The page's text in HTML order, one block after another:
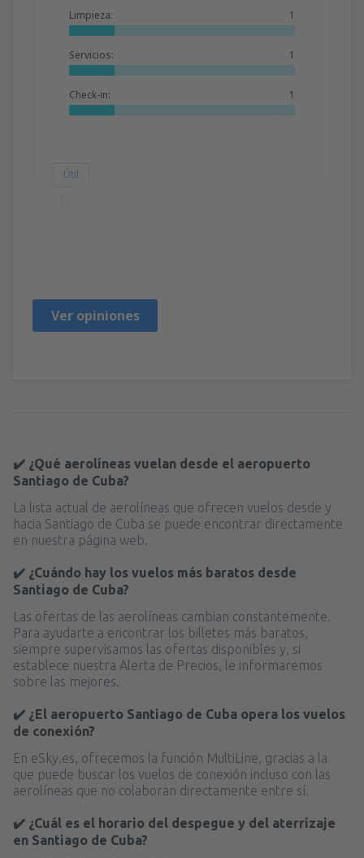
Limpieza: 1
Servicios: 1
Check-in: 1
Útil
Ver opiniones
✔️ ¿Qué aerolíneas vuelan desde el aeropuerto
Santiago de Cuba?
La lista actual de aerolíneas que ofrecen vuelos desde y
hacia Santiago de Cuba se puede encontrar directamente
en nuestra página web.
✔️ ¿Cuándo hay los vuelos más baratos desde
Santiago de Cuba?
Las ofertas de las aerolíneas cambian constantemente.
Para ayudarte a encontrar los billetes más baratos,
siempre supervisamos las ofertas disponibles y, si
establece nuestra Alerta de Precios, le informaremos
sobre las mejores.
✔️ ¿El aeropuerto Santiago de Cuba opera los vuelos
de conexión?
En eSky.es, ofrecemos la función MultiLine, gracias a la
que puede buscar los vuelos de conexión incluso con las
aerolíneas que no colaboran directamente entre sí.
✔️ ¿Cuál es el horario del despegue y del aterrizaje
en Santiago de Cuba?